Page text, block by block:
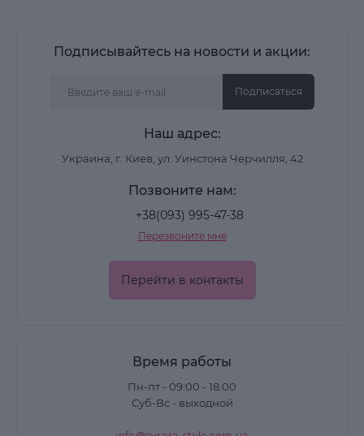
Подписывайтесь на новости и акции:
Подписаться
Наш адрес:
Украина, г. Киев, ул. Уинстона Черчилля, 42
Позвоните нам:
+38(093) 995-47-38
Перезвоните мне
Перейти в контакты
Время работы
Пн-пт - 09:00 - 18:00
Суб-Вс - выходной